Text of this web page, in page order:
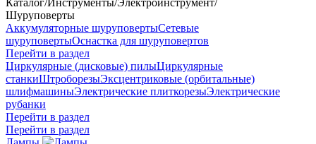
Каталог/Инструменты/Электроинструмент/
Шуруповерты
Аккумуляторные шуруповертыСетевые
шуруповертыОснастка для шуруповертов
Перейти в раздел
Циркулярные (дисковые) пилыЦиркулярные
станкиШтроборезыЭксцентриковые (орбитальные)
шлифмашиныЭлектрические плиткорезыЭлектрические
рубанки
Перейти в раздел
Перейти в раздел